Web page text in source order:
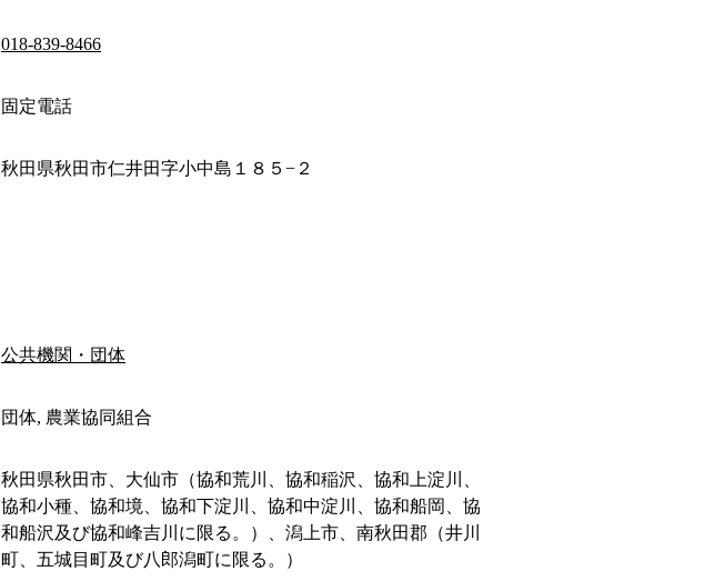
018-839-8466
固定電話
秋田県秋田市仁井田字小中島１８５−２
公共機関・団体
団体, 農業協同組合
秋田県秋田市、大仙市（協和荒川、協和稲沢、協和上淀川、
協和小種、協和境、協和下淀川、協和中淀川、協和船岡、協
和船沢及び協和峰吉川に限る。）、潟上市、南秋田郡（井川
町、五城目町及び八郎潟町に限る。）